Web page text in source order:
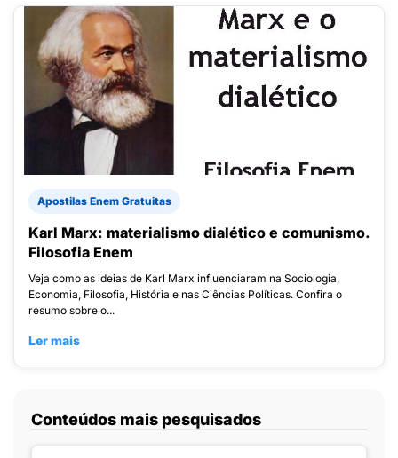
Apostilas Enem Gratuitas
Karl Marx: materialismo dialético e comunismo.
Filosofia Enem
Veja como as ideias de Karl Marx influenciaram na Sociologia,
Economia, Filosofia, História e nas Ciências Políticas. Confira o
resumo sobre o...
Ler mais
Conteúdos mais pesquisados